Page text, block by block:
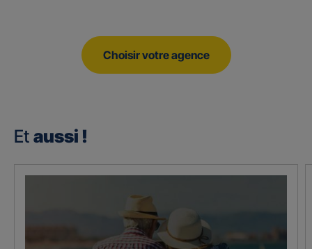
Choisir votre agence
Et aussi !